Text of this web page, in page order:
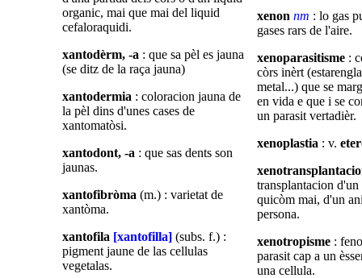
organic, mai que mai del liquid
cefaloraquidi.
xantodèrm, -a : que sa pèl es jauna
(se ditz de la raça jauna)
xantodermia : coloracion jauna de
la pèl dins d'unes cases de
xantomatòsi.
xantodont, -a : que sas dents son
jaunas.
xantofibròma (m.) : varietat de
xantòma.
xantofila [xantofilla] (subs. f.) :
pigment jaune de las cellulas
vegetalas.
xenon nm : lo gas
gases rars de l'aire.
xenoparasitisme :
còrs inèrt
metal...) que se
en vida e que i se
un parasit vertadièr.
xenoplastia : v.
transplantacion d'un
quicòm mai, d'un
persona.
xenotropisme :
parasit cap a un
una cellula.